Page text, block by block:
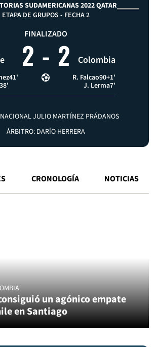
SUDAMERICANAS 2022 QATAR
ETAPA DE GRUPOS - FECHA 2
FINALIZADO
2 - 2 Colombia
41'
R. Falcao90+1'
J. Lerma7'
JULIO MARTÍNEZ PRÁDANOS
ÁRBITRO: DARÍO HERRERA
CRONOLOGÍA NOTICIAS
un agónico empate
en Santiago